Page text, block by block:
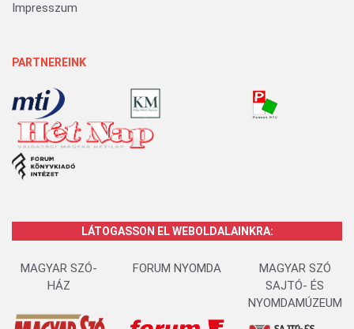
Impresszum
PARTNEREINK
LÁTOGASSON EL WEBOLDALAINKRA:
MAGYAR SZÓ-
HÁZ
FORUM NYOMDA
MAGYAR SZÓ
SAJTÓ- ÉS
NYOMDAMÚZEUM